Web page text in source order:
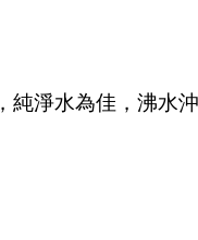
，純淨水為佳，沸水